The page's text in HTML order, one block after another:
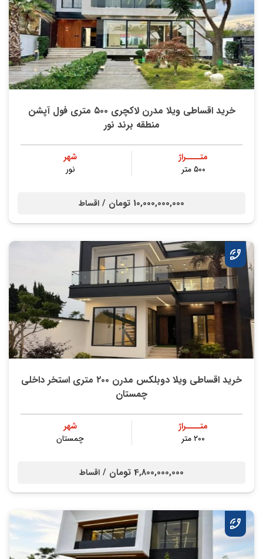
خرید اقساطی ویلا مدرن لاکچری ۵۰۰ متری فول آپشن
منطقه برند نور
متــــراژ
۵۰۰ متر
شهر
نور
10,000,000,000 تومان / اقساط
خرید اقساطی ویلا دوبلکس مدرن ۲۰۰ متری استخر داخلی
چمستان
متــــراژ
۲۰۰ متر
شهر
چمستان
4,800,000,000 تومان / اقساط